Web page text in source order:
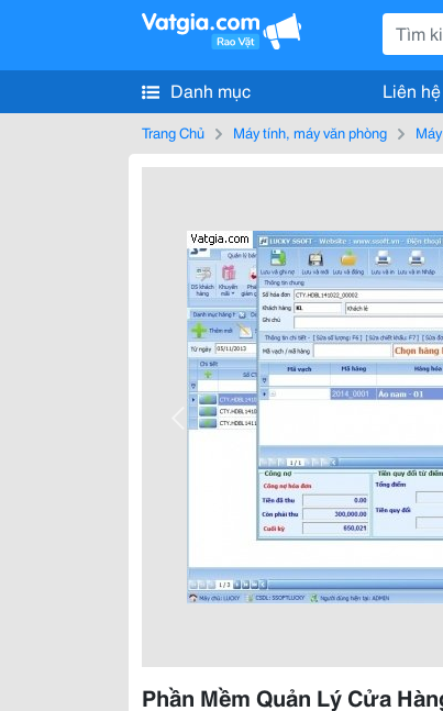
Danh mục Liên
Trang Chủ Máy tính, máy văn phòng
Phần Mềm Quản Lý Cửa